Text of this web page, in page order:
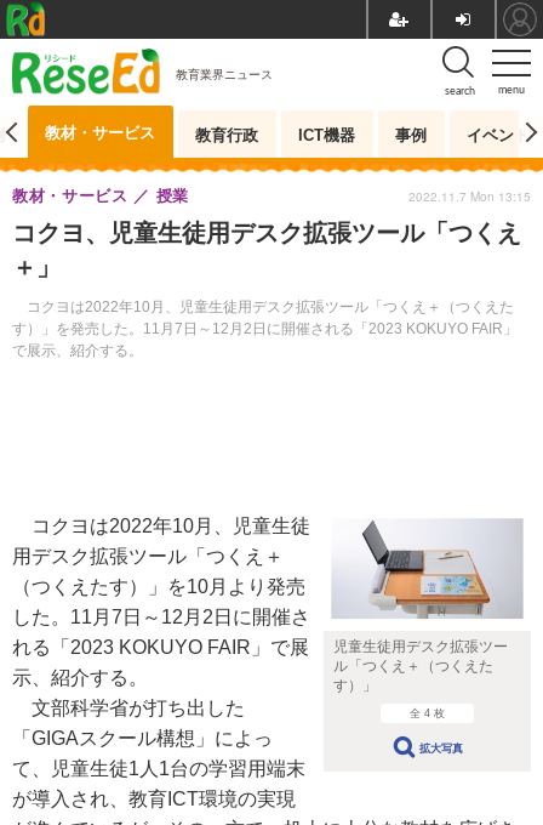
menu
search
教育業界ニュース
教材・サービス 教育行政 ICT機器 事例 イベント
コクヨ、児童生徒用デスク拡張ツール「つくえ
＋」
コクヨは2022年10月、児童生徒用デスク拡張ツール「つくえ＋（つくえた
す）」を発売した。11月7日～12月2日に開催される「2023 KOKUYO FAIR」
で展示、紹介する。
教材・サービス 授業 2022.11.7 Mon 13:15
児童生徒用デスク拡張ツー
ル「つくえ＋（つくえた
す）」
全 4 枚
拡大写真
コクヨは2022年10月、児童生徒
用デスク拡張ツール「つくえ＋
（つくえたす）」を10月より発売
した。11月7日～12月2日に開催さ
れる「2023 KOKUYO FAIR」で展
示、紹介する。
文部科学省が打ち出した
「GIGAスクール構想」によっ
て、児童生徒1人1台の学習用端末
が導入され、教育ICT環境の実現